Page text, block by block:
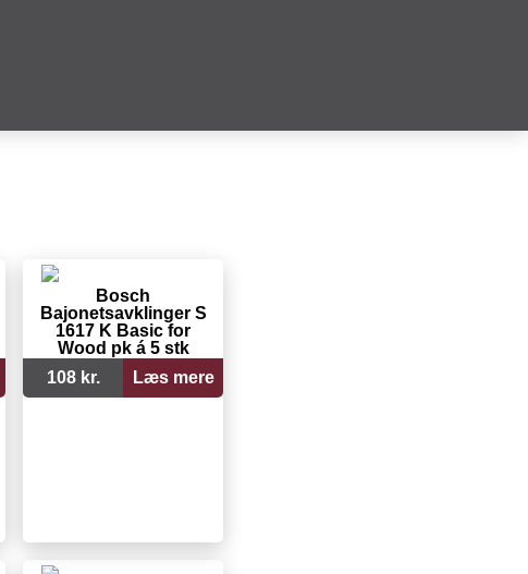
Bosch
Bajonetsavklinger S
1617 K Basic for
Wood pk á 5 stk
108 kr.
Læs mere